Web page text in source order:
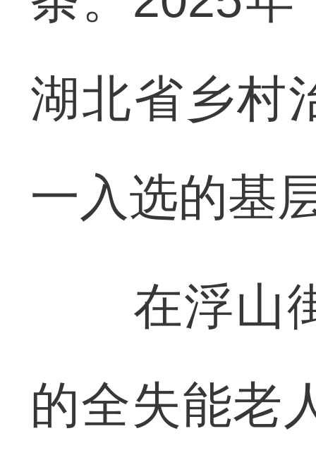
湖北省乡村
一入选的基
在浮山街
的全失能老